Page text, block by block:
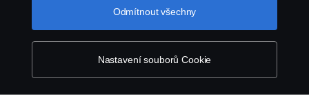
© Copyright Scania 2026. Všechna práva
vyhrazena. Scania Czech Republic s.r.o., Sobínská
186, 252 19 Chrášťany, Česká republika.
Nastavení souborů Cookie
Odmítnout všechny